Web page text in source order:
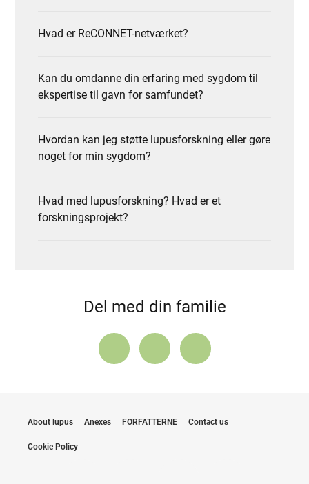
Hvad er ReCONNET-netværket?
Kan du omdanne din erfaring med sygdom til
ekspertise til gavn for samfundet?
Hvordan kan jeg støtte lupusforskning eller gøre
noget for min sygdom?
Hvad med lupusforskning? Hvad er et
forskningsprojekt?
Del med din familie
About lupus Anexes FORFATTERNE Contact us
Cookie Policy